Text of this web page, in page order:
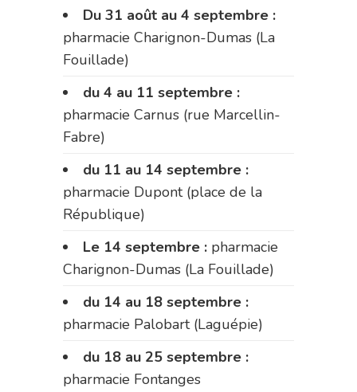
Du 31 août au 4 septembre :
pharmacie Charignon-Dumas (La
Fouillade)
du 4 au 11 septembre :
pharmacie Carnus (rue Marcellin-
Fabre)
du 11 au 14 septembre :
pharmacie Dupont (place de la
République)
Le 14 septembre : pharmacie
Charignon-Dumas (La Fouillade)
du 14 au 18 septembre :
pharmacie Palobart (Laguépie)
du 18 au 25 septembre :
pharmacie Fontanges